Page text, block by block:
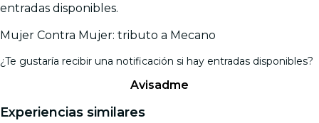
entradas disponibles.
Mujer Contra Mujer: tributo a Mecano
¿Te gustaría recibir una notificación si hay entradas disponibles?
Avisadme
Experiencias similares